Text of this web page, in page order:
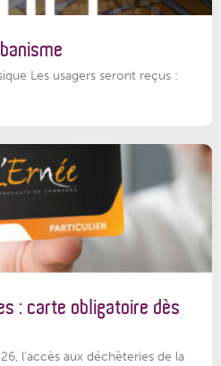
Les usagers seront reçus :
: carte obligatoire dès
l’accès aux déchèteries de la